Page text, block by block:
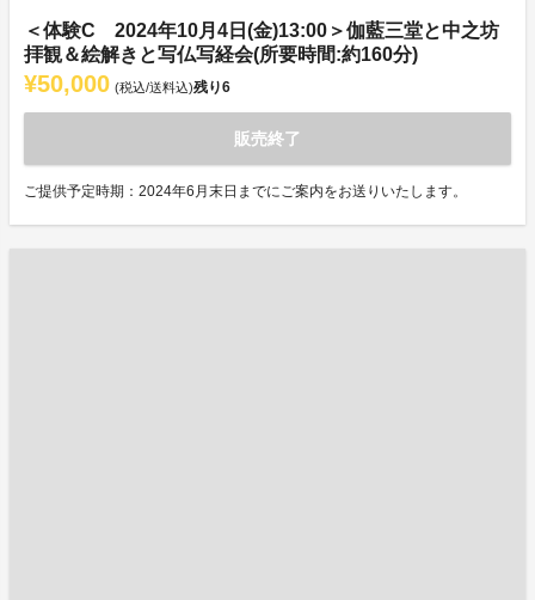
＜体験C 2024年10月4日(金)13:00＞伽藍三堂と中之坊
拝観＆絵解きと写仏写経会(所要時間:約160分)
¥50,000 (税込/送料込)残り6
販売終了
ご提供予定時期：2024年6月末日までにご案内をお送りいたします。